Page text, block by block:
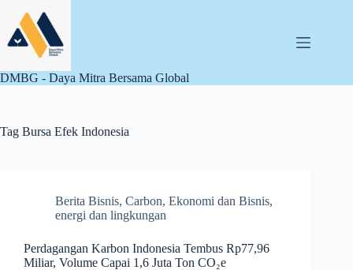
content
DMBG - Daya Mitra Bersama Global
Tag Bursa Efek Indonesia
Berita Bisnis, Carbon, Ekonomi dan Bisnis,
energi dan lingkungan
Perdagangan Karbon Indonesia Tembus Rp77,96
Miliar, Volume Capai 1,6 Juta Ton CO₂e